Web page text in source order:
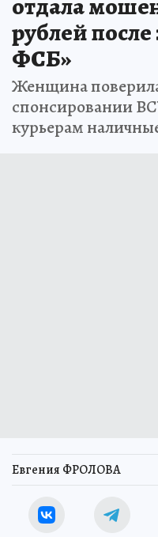
отдала
рублей
ФСБ»
Женщина
спонсировании
курьерам
Евгения ФРОЛОВА